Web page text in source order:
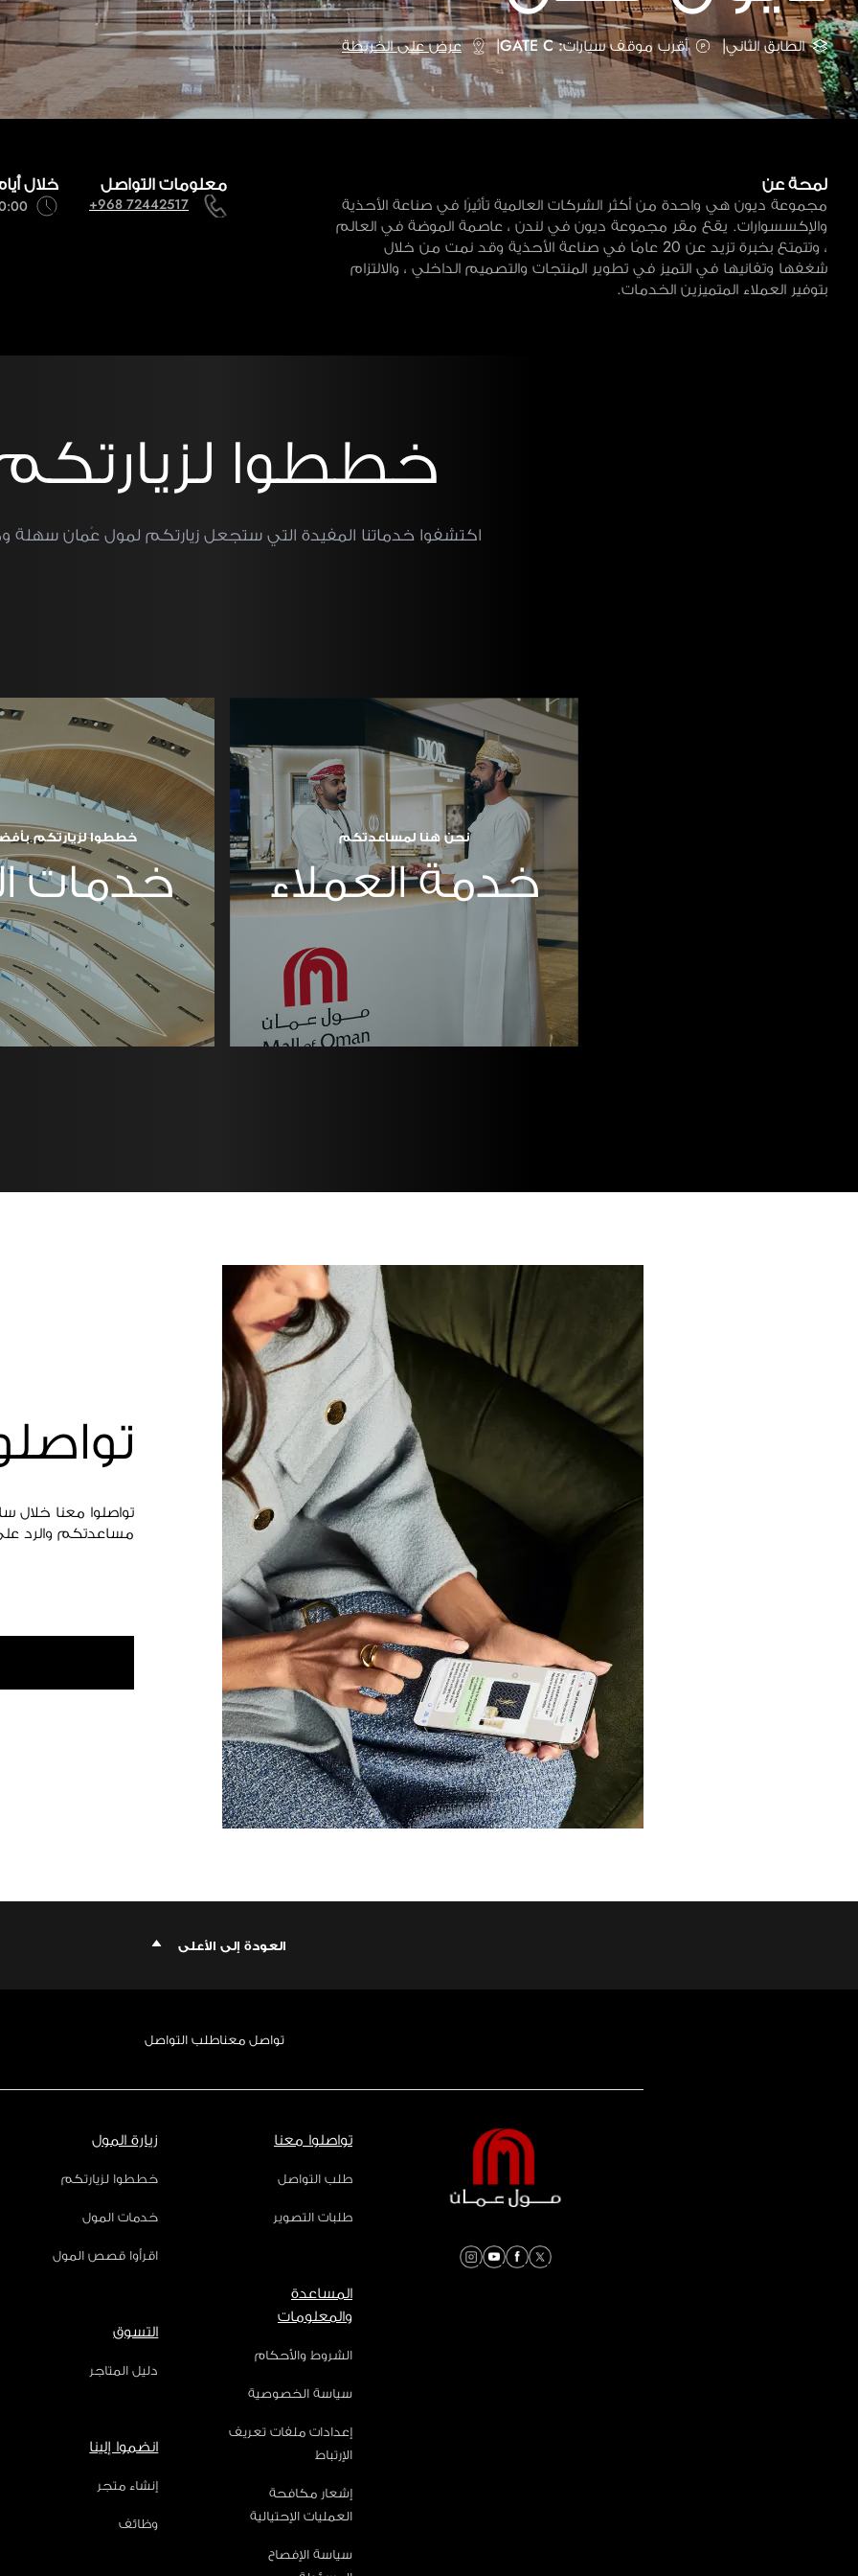
الطابق الثاني| أقرب موقف سيارات: GATE C | عرض على الخريطة
لمحة عن
مجموعة ديون هي واحدة من أكثر الشركات العالمية تأثيرًا في صناعة الأحذية
والإكسسوارات. يقع مقر مجموعة ديون في لندن ، عاصمة الموضة في العالم
، وتتمتع بخبرة تزيد عن 20 عامًا في صناعة الأحذية وقد نمت من خلال
شغفها وتفانيها في التميز في تطوير المنتجات والتصميم الداخلي ، والالتزام
بتوفير العملاء المتميزين الخدمات.
معلومات التواصل
+968 72442517
خلال
10:00 صباحاً -
خططوا
اكتشفوا خدماتنا المفيدة التي ستجعل زيارتكم لمول عُمان سهلة
نحن هنا لمساعدتكم
خدمة العملاء
خططوا لزيارتكم
خدمات
تواصلوا معنا خلال
مساعدتكم والرد
العودة إلى الأعلى
تواصل معناطلب التواصل
تواصلوا معنا
طلب التواصل
طلبات التصوير
المساعدة
والمعلومات
الشروط والأحكام
سياسة الخصوصية
إعدادات ملفات تعريف
الإرتباط
إشعار مكافحة
العمليات الإحتيالية
سياسة الإفصاح
زيارة المول
خططوا لزيارتكم
خدمات المول
اقرأوا قصص المول
التسوق
دليل المتاجر
انضموا إلينا
إنشاء متجر
وظائف